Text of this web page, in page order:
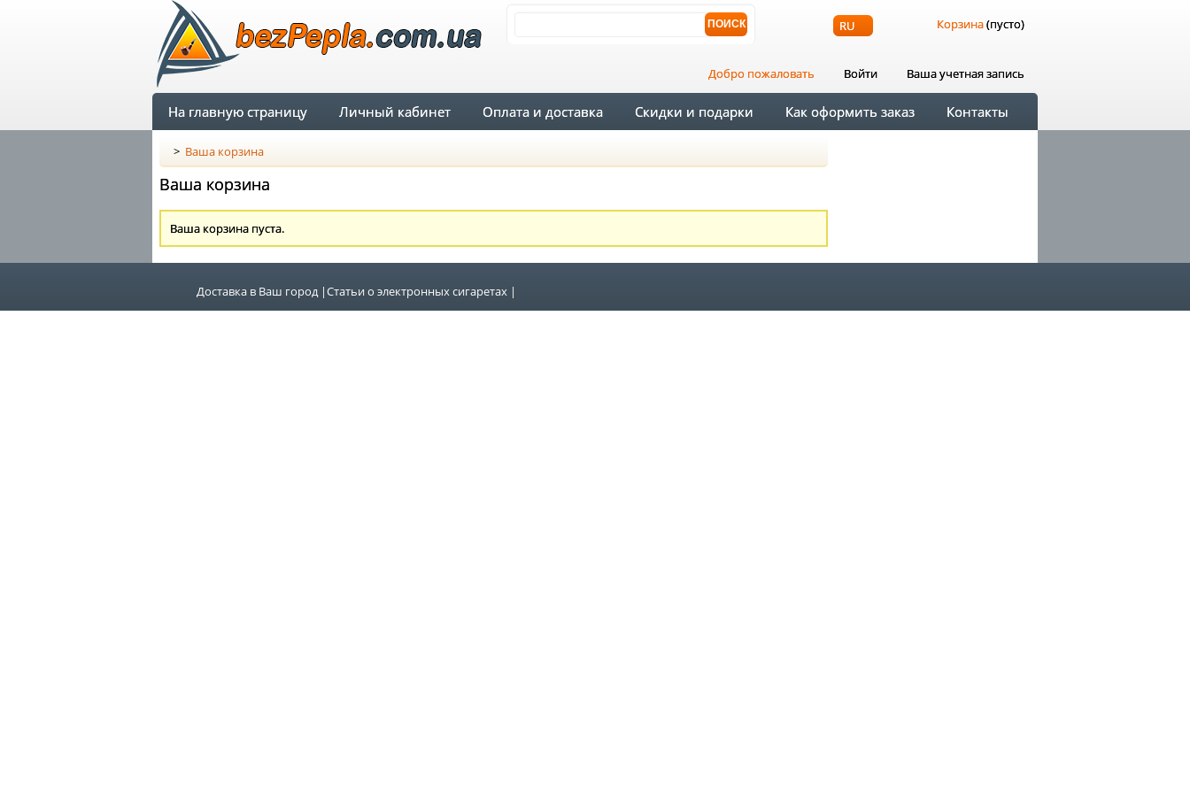
RU Корзина(пусто)
Добро пожаловать Войти Ваша учетная запись
На главную страницу Личный кабинет Оплата и доставка Скидки и подарки Как оформить заказ Контакты
> Ваша корзина
Ваша корзина
Ваша корзина пуста.
Доставка в Ваш город|Статьи о электронных сигаретах |